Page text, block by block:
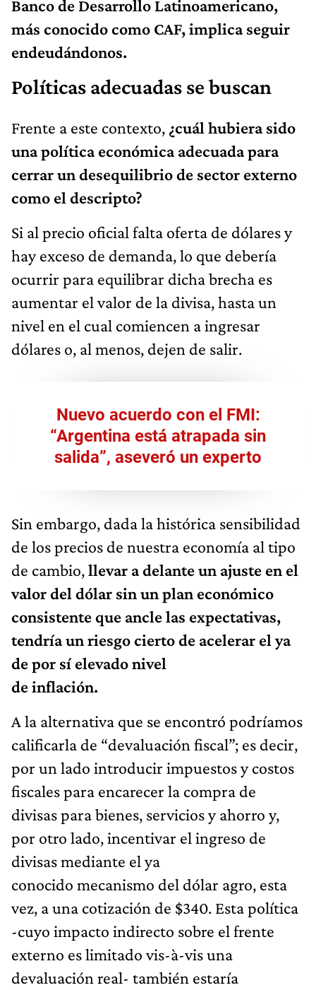
Banco de Desarrollo Latinoamericano,
más conocido como CAF, implica seguir
endeudándonos.
Políticas adecuadas se buscan
Frente a este contexto, ¿cuál hubiera sido
una política económica adecuada para
cerrar un desequilibrio de sector externo
como el descripto?
Si al precio oficial falta oferta de dólares y
hay exceso de demanda, lo que debería
ocurrir para equilibrar dicha brecha es
aumentar el valor de la divisa, hasta un
nivel en el cual comiencen a ingresar
dólares o, al menos, dejen de salir.
Nuevo acuerdo con el FMI:
“Argentina está atrapada sin
salida”, aseveró un experto
Sin embargo, dada la histórica sensibilidad
de los precios de nuestra economía al tipo
de cambio,llevar a delante un ajuste en el
valor del dólar sin un plan económico
consistente que ancle las expectativas,
tendría un riesgo cierto de acelerar el ya
de por sí elevado nivel
de inflación.
A la alternativa que se encontró podríamos
calificarla de “devaluación fiscal”; es decir,
por un lado introducir impuestos y costos
fiscales para encarecer la compra de
divisas para bienes, servicios y ahorro y,
por otro lado, incentivar el ingreso de
divisas mediante el ya
conocido mecanismo del dólar agro, esta
vez, a una cotización de $340. Esta política
-cuyo impacto indirecto sobre el frente
externo es limitado vis-à-vis una
devaluación real- también estaría